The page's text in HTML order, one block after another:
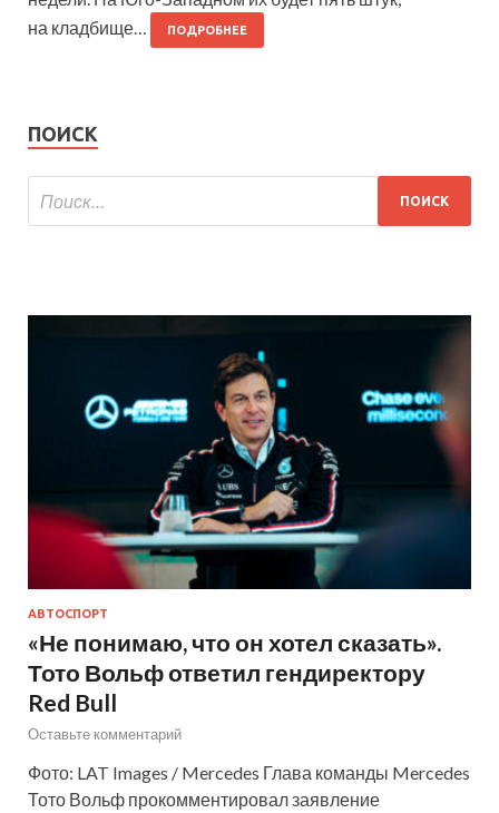
на кладбище…
ПОДРОБНЕЕ
ПОИСК
АВТОСПОРТ
«Не понимаю, что он хотел сказать».
Тото Вольф ответил гендиректору
Red Bull
Оставьте комментарий
Фото: LAT Images / Mercedes Глава команды Mercedes
Тото Вольф прокомментировал заявление